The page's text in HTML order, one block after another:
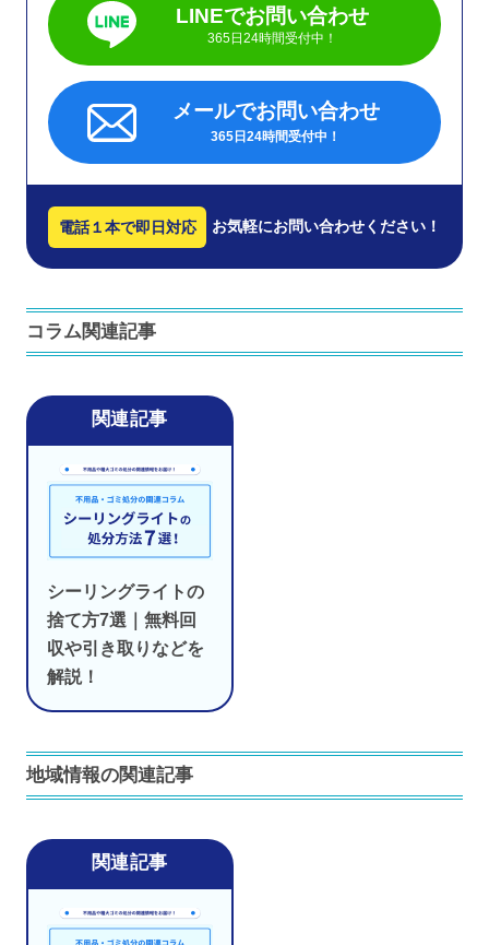
LINEでお問い合わせ
365日24時間受付中！
メールでお問い合わせ
365日24時間受付中！
電話１本で即日対応 お気軽にお問い合わせください！
コラム関連記事
シーリングライトの
捨て方7選｜無料回
収や引き取りなどを
解説！
地域情報の関連記事